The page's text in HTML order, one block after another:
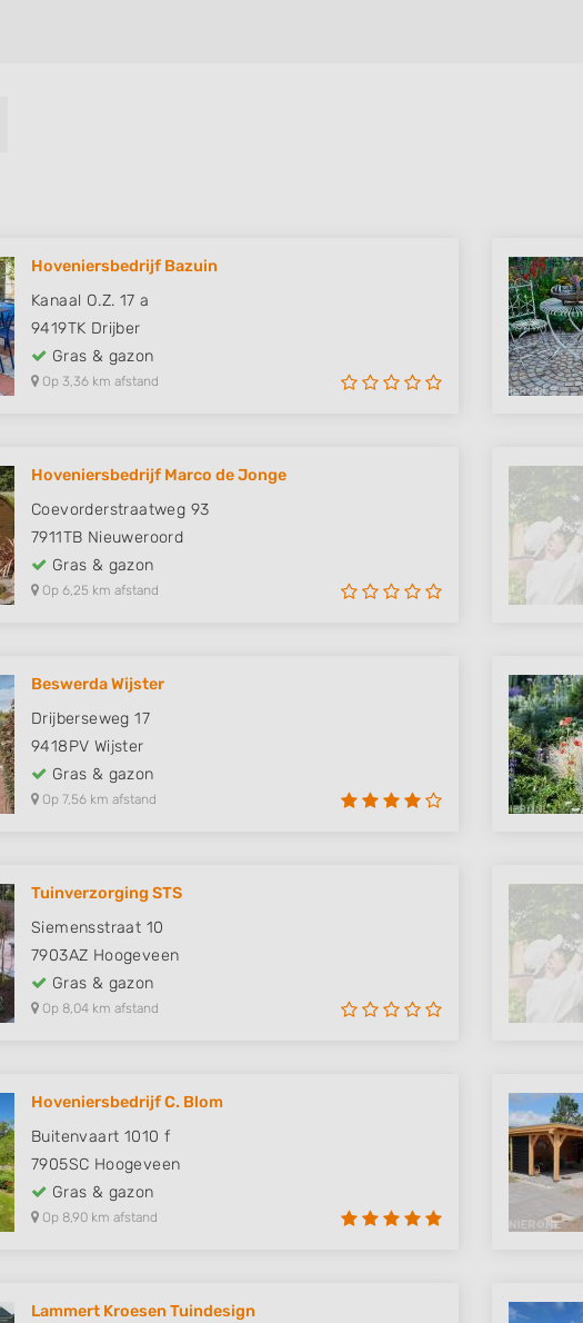
Hoveniersbedrijf Bazuin
Kanaal O.Z. 17 a
9419TK Drijber
Gras & gazon
Op 3,36 km afstand
Hoveniersbedrijf Marco de Jonge
Coevorderstraatweg 93
7911TB Nieuweroord
Gras & gazon
Op 6,25 km afstand
Beswerda Wijster
Drijberseweg 17
9418PV Wijster
Gras & gazon
Op 7,56 km afstand
Tuinverzorging STS
Siemensstraat 10
7903AZ Hoogeveen
Gras & gazon
Op 8,04 km afstand
Hoveniersbedrijf C. Blom
Buitenvaart 1010 f
7905SC Hoogeveen
Gras & gazon
Op 8,90 km afstand
Lammert Kroesen Tuindesign